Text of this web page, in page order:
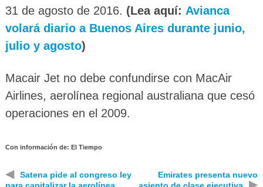
31 de agosto de 2016. (Lea aquí: Avianca
volará diario a Buenos Aires durante junio,
julio y agosto)
Macair Jet no debe confundirse con MacAir
Airlines, aerolínea regional australiana que cesó
operaciones en el 2009.
Con información de: El Tiempo
◀
Satena pide al congreso ley
para capitalizar la aerolínea
Emirates presenta nuevo
asiento de clase ejecutiva
▶